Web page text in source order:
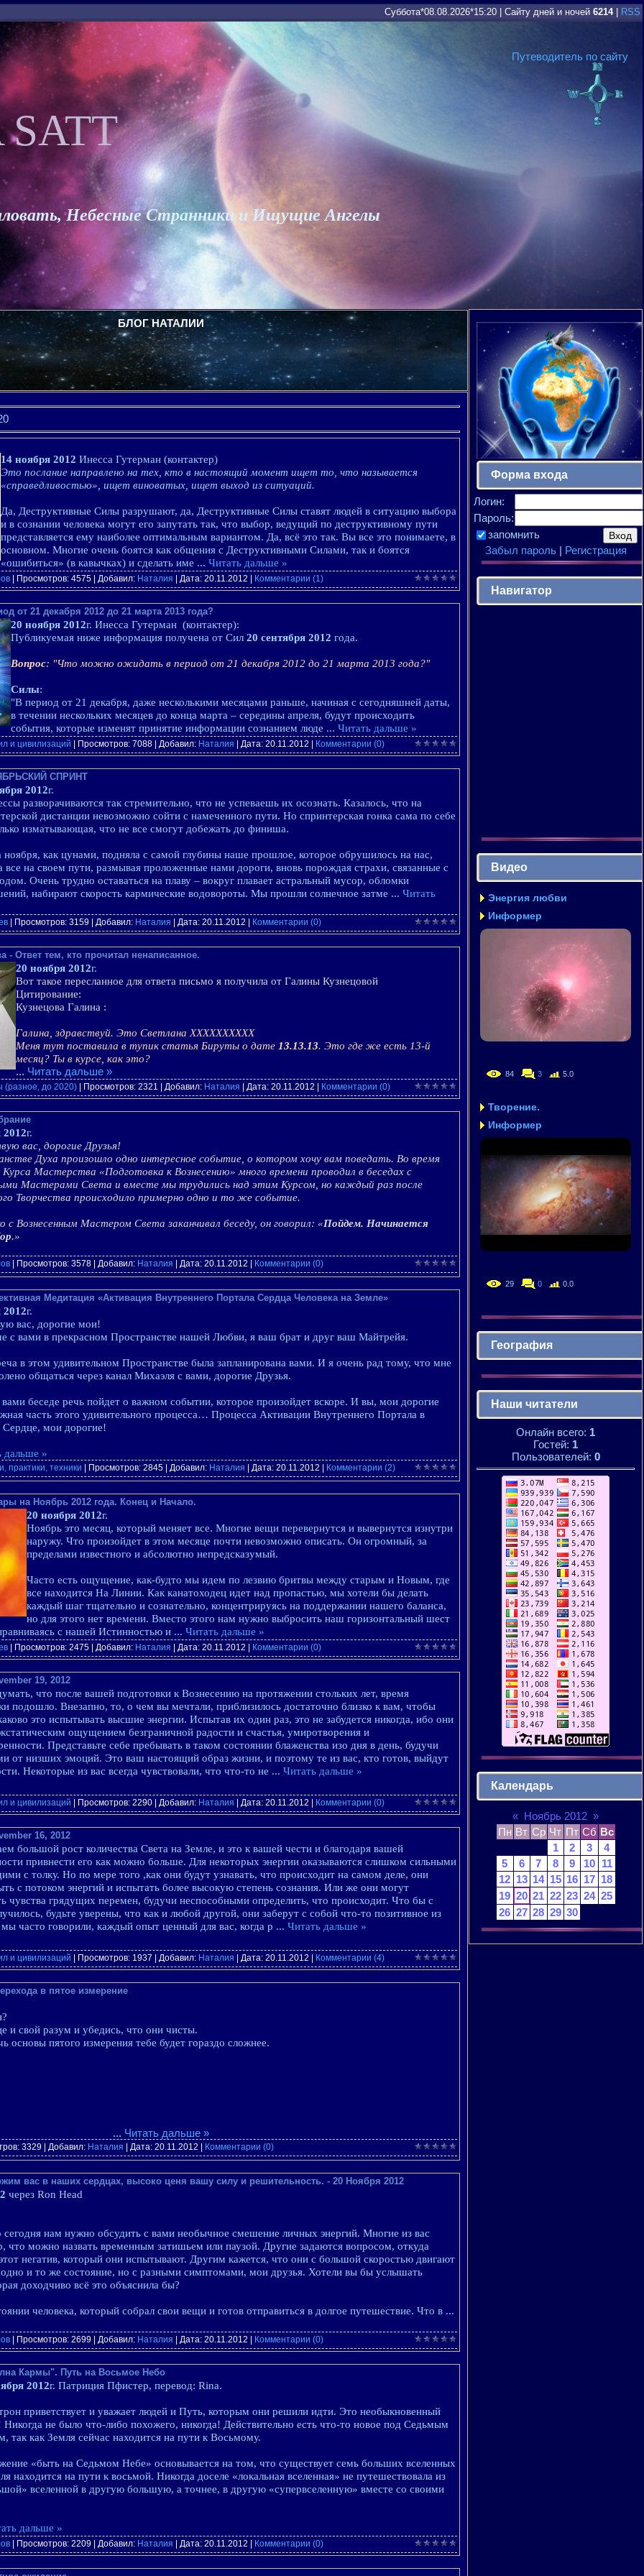
Суббота*08.08.2026*15:20 Сайту дней и ночей 6214| RSS
Путеводитель по сайту
Небесные Странники и Ищущие Ангелы
БЛОГ НАТАЛИИ
14 ноября 2012 Инесса Гутерман(контактер)
Это послание направлено на тех, кто в настоящий момент ищет то, что называется
«справедливостью», ищет виноватых, ищет выход из ситуаций.
Да, Деструктивные Силы разрушают, да, Деструктивные Силы ставят людей в ситуацию выбора
и в сознании человека могут его запутать так, что выбор, ведущий по деструктивному пути
представляется ему наиболее оптимальным вариантом. Да, всё это так. Вы все это понимаете, в
основном. Многие очень боятся как общения с Деструктивными Силами, так и боятся
«ошибиться» (в кавычках) и сделать име ...Читать дальше »
| Просмотров: 4575 | Добавил: Наталия | Дата: 20.11.2012 Комментарии (1)
от 21 декабря 2012 до 21 марта 2013 года?
20 ноября 2012г. Инесса Гутерман(контактер):
Публикуемая ниже информация получена от Сил 20 сентября 2012 года.
Вопрос: "Что можно ожидать в период от 21 декабря 2012 до 21 марта 2013 года?"
Силы:
"В период от 21 декабря, даже несколькими месяцами раньше, начиная с сегодняшней даты,
в течении нескольких месяцев до конца марта – середины апреля, будут происходить
события, которые изменят принятие информации сознанием люде ... Читать дальше »
и цивилизаций | Просмотров: 7088 | Добавил: Наталия | Дата: 20.11.2012 Комментарии (0)
СПРИНТ
2012г.
разворачиваются так стремительно, что не успеваешь их осознать. Казалось, что на
дистанции невозможно сойти с намеченного пути. Но спринтерская гонка сама по себе
изматывающая, что не все смогут добежать до финиша.
ноября, как цунами, подняла с самой глубины наше прошлое, которое обрушилось на нас,
все на своем пути, размывая проложенные нами дороги, вновь порождая страхи, связанные с
Очень трудно оставаться на плаву – вокруг плавает астральный мусор, обломки
набирают скорость кармические водовороты. Мы прошли солнечное затме ... Читать
| Просмотров: 3159 | Добавил: Наталия | Дата: 20.11.2012 Комментарии (0)
- Ответ тем, кто прочитал ненаписанное.
20 ноября 2012г.
Вот такое пересланное для ответа письмо я получила от Галины Кузнецовой
Цитирование:
Кузнецова Галина :
Галина, здравствуй. Это Светлана ХХХХХХХХХХ
Меня тут поставила в тупик статья Бируты о дате 13.13.13. Это где же есть 13-й
месяц? Ты в курсе, как это?
... Читать дальше »
(разное, до 2020) | Просмотров: 2321 | Добавил: Наталия | Дата: 20.11.2012 Комментарии (0)
2012г.
вас, дорогие Друзья!
Духа произошло одно интересное событие, о котором хочу вам поведать. Во время
Курса Мастерства «Подготовка к Вознесению» много времени проводил в беседах с
Мастерами Света и вместе мы трудились над этим Курсом, но каждый раз после
Творчества происходило примерно одно и то же событие.
с Вознесенным Мастером Света заканчивал беседу, он говорил: «Пойдем. Начинается
.»
| Просмотров: 3578 | Добавил: Наталия | Дата: 20.11.2012 Комментарии (0)
Медитация «Активация Внутреннего Портала Сердца Человека на Земле»
2012г.
вас, дорогие мои!
с вами в прекрасном Пространстве нашей Любви, я ваш брат и друг ваш Майтрейя.
в этом удивительном Пространстве была запланирована вами. И я очень рад тому, что мне
общаться через канал Михаэля с вами, дорогие Друзья.
беседе речь пойдет о важном событии, которое произойдет вскоре. И вы, мои дорогие
часть этого удивительного процесса… Процесса Активации Внутреннего Портала в
мои дорогие!
дальше »
практики, техники | Просмотров: 2845 | Добавил: Наталия | Дата: 20.11.2012 Комментарии (2)
на Ноябрь 2012 года. Конец и Начало.
20 ноября 2012г.
Ноябрь это месяц, который меняет все. Многие вещи перевернутся и вывернутся изнутри
наружу. Что произойдет в этом месяце почти невозможно описать. Он огромный, за
пределами известного и абсолютно непредсказумый.
Часто есть ощущение, как-будто мы идем по лезвию бритвы между старым и Новым, где
все находится На Линии. Как канатоходец идет над пропастью, мы хотели бы делать
каждый шаг тщательно и сознательно, концентрируясь на поддержании нашего баланса,
но для этого нет времени. Вместо этого нам нужно выбросить наш горизонтальный шест
с нашей Истинностью и ... Читать дальше »
| Просмотров: 2475 | Добавил: Наталия | Дата: 20.11.2012 Комментарии (0)
19, 2012
что после вашей подготовки к Вознесению на протяжении стольких лет, время
подошло. Внезапно, то, о чем вы мечтали, приблизилось достаточно близко к вам, чтобы
это испытывать высшие энергии. Испытав их один раз, это не забудется никогда, ибо они
ощущением безграничной радости и счастья, умиротворения и
Представьте себе пребывать в таком состоянии блаженства изо дня в день, будучи
от низших эмоций. Это ваш настоящий образ жизни, и поэтому те из вас, кто готов, выйдут
Некоторые из вас всегда чувствовали, что что-то не ... Читать дальше »
и цивилизаций | Просмотров: 2290 | Добавил: Наталия | Дата: 20.11.2012 Комментарии (0)
16, 2012
большой рост количества Света на Земле, и это к вашей чести и благодаря вашей
привнести его как можно больше. Для некоторых энергии оказываются слишком сильными
с толку. Но по мере того ,как они будут узнавать, что происходит на самом деле, они
с потоком энергий и испытать более высокую степень сознания. Или же они могут
чувства грядущих перемен, будучи неспособными определить, что происходит. Что бы с
будьте уверены, что как и любой другой, они заберут с собой что-то позитивное из
часто говорили, каждый опыт ценный для вас, когда р ... Читать дальше »
и цивилизаций | Просмотров: 1937 | Добавил: Наталия | Дата: 20.11.2012 Комментарии (4)
в пятое измерение
и свой разум и убедись, что они чисты.
основы пятого измерения тебе будет гораздо сложнее.
... Читать дальше »
3329 | Добавил: Наталия | Дата: 20.11.2012 Комментарии (0)
вас в наших сердцах, высоко ценя вашу силу и решительность. - 20 Ноября 2012
через Ron Head
нам нужно обсудить с вами необычное смешение личных энергий. Многие из вас
что можно назвать временным затишьем или паузой. Другие задаются вопросом, откуда
негатив, который они испытывают. Другим кажется, что они с большой скоростью двигают
одно и то же состояние, но с разными симптомами, мои друзья. Хотели вы бы услышать
доходчиво всё это объяснила бы?
человека, который собрал свои вещи и готов отправиться в долгое путешествие. Что в ...
| Просмотров: 2699 | Добавил: Наталия | Дата: 20.11.2012 Комментарии (0)
Кармы". Путь на Восьмое Небо
2012г. Патриция Пфистер, перевод: Rina.
приветствует и уважает людей и Путь, которым они решили идти. Это необыкновенный
Никогда не было что-либо похожего, никогда! Действительно есть что-то новое под Седьмым
так как Земля сейчас находится на пути к Восьмому.
«быть на Седьмом Небе» основывается на том, что существует семь больших вселенных
находится на пути к восьмой. Никогда доселе «локальная вселенная» не путешествовала из
вселенной в другую большую, а точнее, в другую «супервселенную» вместе со своими
дальше »
| Просмотров: 2209 | Добавил: Наталия | Дата: 20.11.2012 Комментарии (0)
Форма входа
Логин:
Пароль:
запомнить
Забыл пароль| Регистрация
Навигатор
Видео
Энергия любви
Информер
84 3 5.0
Творение.
Информер
29 0 0.0
География
Наши читатели
Онлайн всего: 1
Гостей: 1
Пользователей: 0
Календарь
« Ноябрь 2012 »
Пн Вт Ср Чт Пт Сб Вс
1
2 3
4
5
6 7 8 9 10
11
12 13 14 15 16 17 18
19 20 21 22 23 24 25
26 27 28 29 30